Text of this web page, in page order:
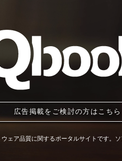
広告掲載をご検討の方はこちら
ウェア品質に関するポータルサイトです。